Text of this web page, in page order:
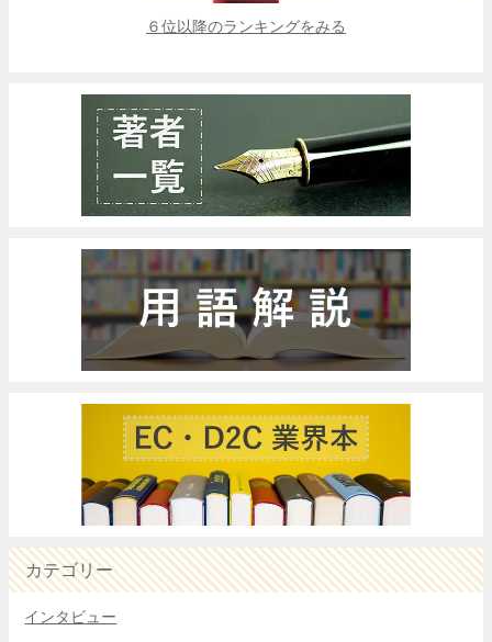
６位以降のランキングをみる
カテゴリー
インタビュー